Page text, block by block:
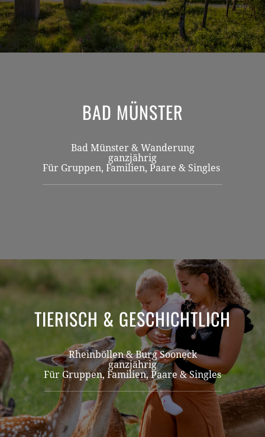
BAD MÜNSTER
Bad Münster & Wanderung
ganzjährig
Für Gruppen, Familien, Paare & Singles
TIERISCH & GESCHICHTLICH
Rheinböllen & Burg Sooneck
ganzjährig
Für Gruppen, Familien, Paare & Singles